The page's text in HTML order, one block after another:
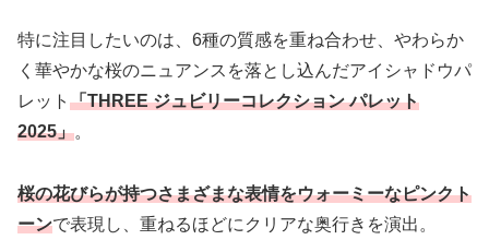
特に注目したいのは、6種の質感を重ね合わせ、やわらか
く華やかな桜のニュアンスを落とし込んだアイシャドウパ
レット 「THREE ジュビリーコレクション パレット
2025」。
桜の花びらが持つさまざまな表情をウォーミーなピンクト
ーンで表現し、重ねるほどにクリアな奥行きを演出。